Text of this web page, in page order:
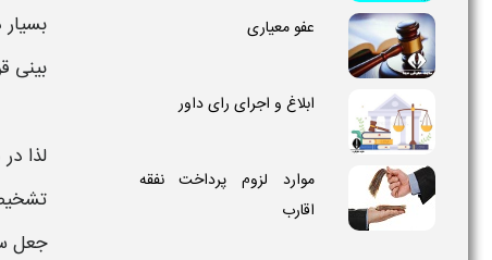
بینی
لذا
جعل
عفو معیاری
ابلاغ و اجرای رای داور
موارد لزوم پرداخت نفقه
اقارب